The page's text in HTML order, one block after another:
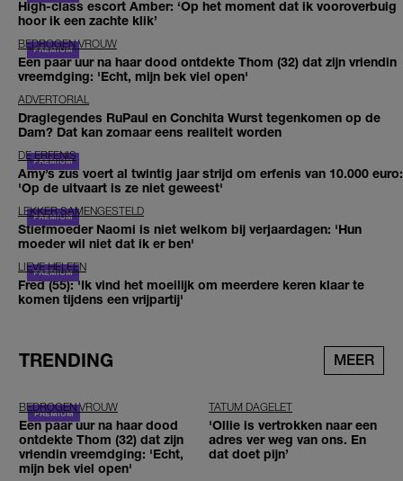
High-class escort Amber: ‘Op het moment dat ik vooroverbuig
hoor ik een zachte klik’
BEDROGEN VROUW
Een paar uur na haar dood ontdekte Thom (32) dat zijn vriendin
vreemdging: 'Echt, mijn bek viel open'
ADVERTORIAL
Draglegendes RuPaul en Conchita Wurst tegenkomen op de
Dam? Dat kan zomaar eens realiteit worden
DE ERFENIS
Amy’s zus voert al twintig jaar strijd om erfenis van 10.000 euro:
'Op de uitvaart is ze niet geweest'
LEKKER SAMENGESTELD
Stiefmoeder Naomi is niet welkom bij verjaardagen: 'Hun
moeder wil niet dat ik er ben'
LIEVE HELEEN
Fred (55): 'Ik vind het moeilijk om meerdere keren klaar te
komen tijdens een vrijpartij'
TRENDING MEER
BEDROGEN VROUW
Een paar uur na haar dood
ontdekte Thom (32) dat zijn
vriendin vreemdging: 'Echt,
mijn bek viel open'
TATUM DAGELET
'Ollie is vertrokken naar een
adres ver weg van ons. En
dat doet pijn’